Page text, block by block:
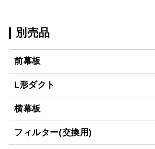
別売品
前幕板
MP-601 BK
MP-601 W
L形ダクト
LD-15
横幕板
フィルター(交換用)